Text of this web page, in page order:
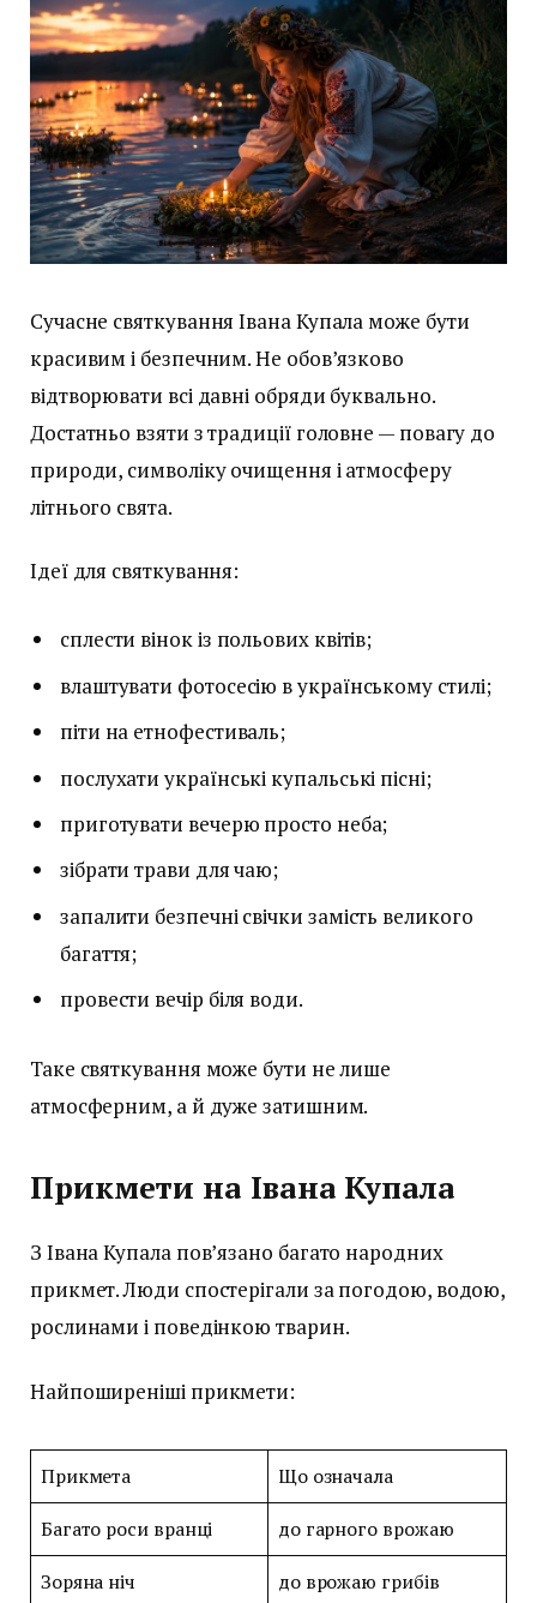
Сучасне святкування Івана Купала може бути
красивим і безпечним. Не обов’язково
відтворювати всі давні обряди буквально.
Достатньо взяти з традиції головне — повагу до
природи, символіку очищення і атмосферу
літнього свята.
Ідеї для святкування:
сплести вінок із польових квітів;
влаштувати фотосесію в українському стилі;
піти на етнофестиваль;
послухати українські купальські пісні;
приготувати вечерю просто неба;
зібрати трави для чаю;
запалити безпечні свічки замість великого
багаття;
провести вечір біля води.
Таке святкування може бути не лише
атмосферним, а й дуже затишним.
Прикмети на Івана Купала
З Івана Купала пов’язано багато народних
прикмет. Люди спостерігали за погодою, водою,
рослинами і поведінкою тварин.
Найпоширеніші прикмети:
Прикмета Що означала
Багато роси вранці до гарного врожаю
Зоряна ніч до врожаю грибів